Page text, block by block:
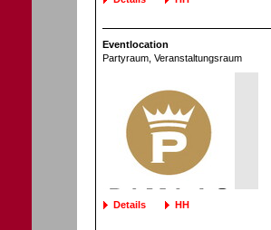
Eventlocation
Partyraum , Veranstaltungsraum
Details HH